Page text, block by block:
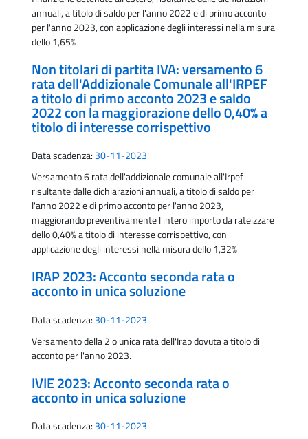
annuali, a titolo di saldo per l'anno 2022 e di primo acconto
per l'anno 2023, con applicazione degli interessi nella misura
dello 1,65%
Non titolari di partita IVA: versamento 6
rata dell'Addizionale Comunale all'IRPEF
a titolo di primo acconto 2023 e saldo
2022 con la maggiorazione dello 0,40% a
titolo di interesse corrispettivo
Data scadenza: 30-11-2023
Versamento 6 rata dell'addizionale comunale all'Irpef
risultante dalle dichiarazioni annuali, a titolo di saldo per
l'anno 2022 e di primo acconto per l'anno 2023,
maggiorando preventivamente l'intero importo da rateizzare
dello 0,40% a titolo di interesse corrispettivo, con
applicazione degli interessi nella misura dello 1,32%
IRAP 2023: Acconto seconda rata o
acconto in unica soluzione
Data scadenza: 30-11-2023
Versamento della 2 o unica rata dell'Irap dovuta a titolo di
acconto per l'anno 2023.
IVIE 2023: Acconto seconda rata o
acconto in unica soluzione
Data scadenza: 30-11-2023